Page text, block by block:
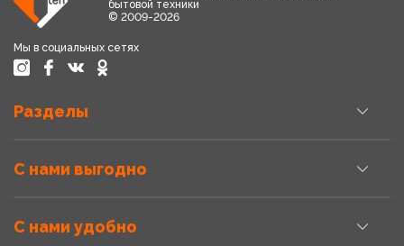
бытовой техники
© 2009-2026
Мы в социальных сетях
Разделы
С нами выгодно
С нами удобно